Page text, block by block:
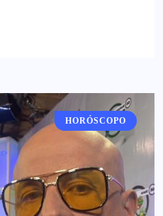
HORÓSCOPO